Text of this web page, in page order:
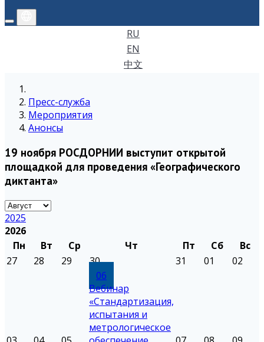
RU
EN
中文
Пресс-служба
Мероприятия
Анонсы
19 ноября РОСДОРНИИ выступит открытой
площадкой для проведения «Географического
диктанта»
2025
2026
Пн
Вт Ср Чт Пт Сб
Вс
27
28 29 30 31 01 02
06
Вебинар
«Стандартизация,
испытания и
метрологическое